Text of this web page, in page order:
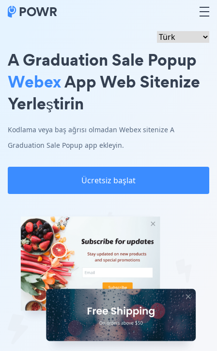
A Graduation Sale Popup
WebexApp Web Sitenize
Yerleştirin
Kodlama veya baş ağrısı olmadan Webex sitenize A
Graduation Sale Popup app ekleyin.
Ücretsiz başlat